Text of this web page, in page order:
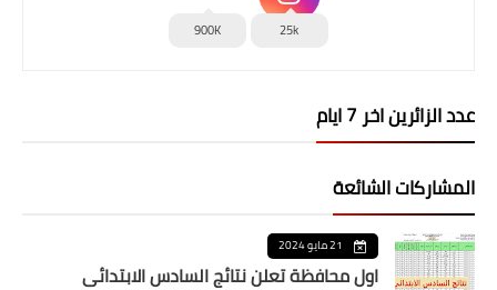
25k
900K
عدد الزائرين اخر 7 ايام
المشاركات الشائعة
21 مايو 2024
اول محافظة تعلن نتائج السادس الابتدائي